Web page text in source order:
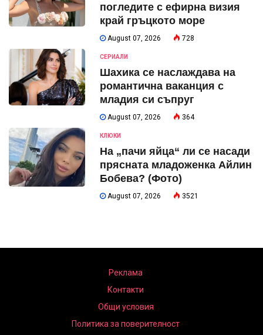
погледите с ефирна визия
край гръцкото море
August 07, 2026 728
СЕРИАЛИ
Шахика се наслаждава на
романтична ваканция с
младия си съпруг
August 07, 2026 364
КЛЮКИ
На „пачи яйца“ ли се насади
прясната младоженка Айлин
Бобева? (Фото)
August 07, 2026 3521
Реклама
Контакти
Общи условия
Политика за поверителност